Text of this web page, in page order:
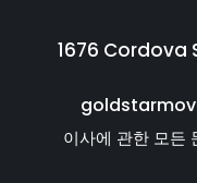
1676 Cordova
이사에 관한 모든